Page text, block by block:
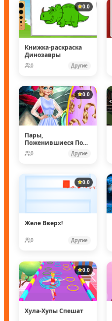
0.0
Книжка-раскраска
Динозавры
0 Другие
0.0
Пары,
Поженившиеся Под
Водой
0 Другие
0.0
Желе Вверх!
0 Другие
0.0
Хула-Хупы Спешат